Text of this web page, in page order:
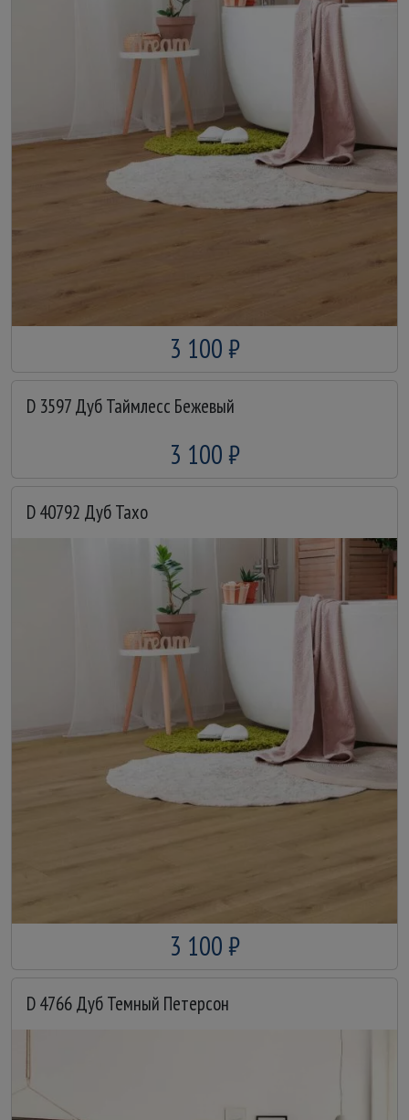
3 100 ₽
D 3597 Дуб Таймлесс Бежевый
3 100 ₽
D 40792 Дуб Тахо
3 100 ₽
D 4766 Дуб Темный Петерсон